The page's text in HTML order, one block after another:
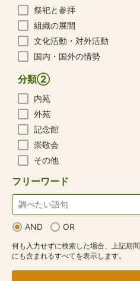
祭祀と参拝
組織の展開
文化活動・対外活動
国内・国外の情勢
分類②
内苑
外苑
記念館
崇敬会
その他
フリーワード
AND OR
何も入力せずに検索した場合、上記期間
にも含まれるすべてを表示します。